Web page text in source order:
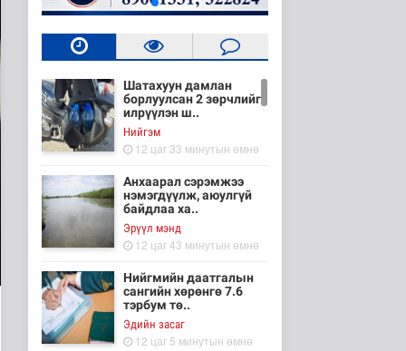
Шатахуун дамлан
борлуулсан 2 зөрчлийг
илрүүлэн ш..
Нийгэм
12 цаг 33 минутын өмнө
Анхаарал сэрэмжээ
нэмэгдүүлж, аюулгүй
байдлаа ха..
Эрүүл мэнд
12 цаг 43 минутын өмнө
Нийгмийн даатгалын
сангийн хөрөнгө 7.6
тэрбум тө..
Эдийн засаг
12 цаг 5 минутын өмнө